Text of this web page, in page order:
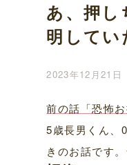
あ、押し
明してい
2023年12月21日
前の話「恐怖お
5歳長男くん、
きのお話です